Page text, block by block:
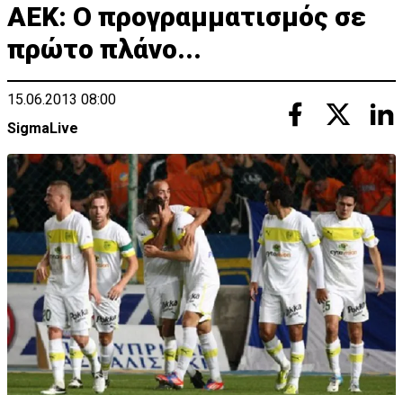
ΑΕΚ: Ο προγραμματισμός σε
πρώτο πλάνο...
15.06.2013 08:00
SigmaLive